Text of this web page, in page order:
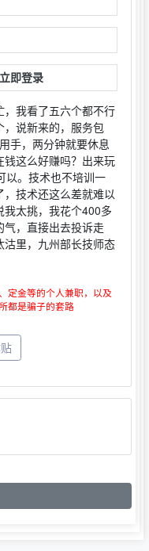
立即登录
我看了五六个都不行
说新来的，服务包
手，两分钟就要休息
这么好赚吗？出来玩
以。技术也不培训一
技术还这么差就难以
太挑，我花个400多
，直接出去投诉走
里，九州部长技师态
定金等的个人兼职，以及
都是骗子的套路